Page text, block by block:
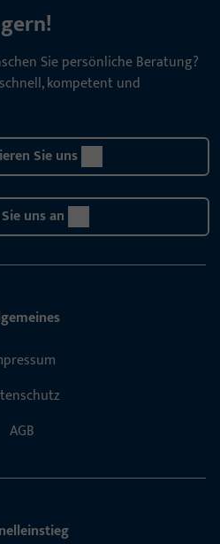
Sie persönliche Beratung?
kompetent und
Sie uns
uns an
AGB